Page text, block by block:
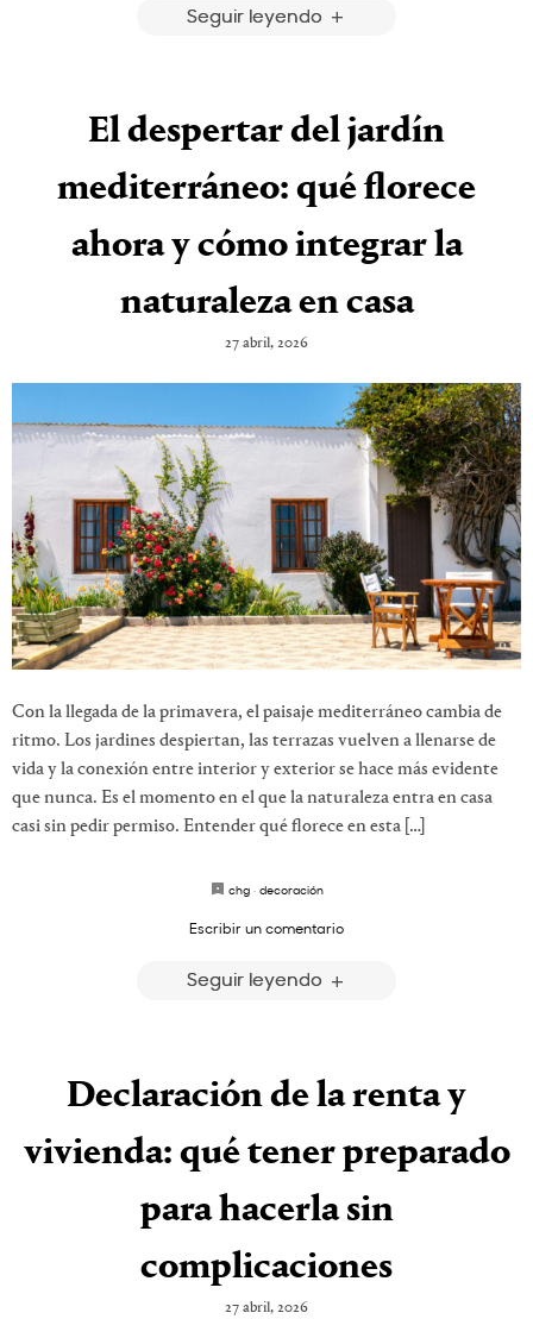
Seguir leyendo
El despertar del jardín
mediterráneo: qué florece
ahora y cómo integrar la
naturaleza en casa
27 abril, 2026
Con la llegada de la primavera, el paisaje mediterráneo cambia de
ritmo. Los jardines despiertan, las terrazas vuelven a llenarse de
vida y la conexión entre interior y exterior se hace más evidente
que nunca. Es el momento en el que la naturaleza entra en casa
casi sin pedir permiso. Entender qué florece en esta […]
chg· decoración
Escribir un comentario
Seguir leyendo
Declaración de la renta y
vivienda: qué tener preparado
para hacerla sin
complicaciones
27 abril, 2026